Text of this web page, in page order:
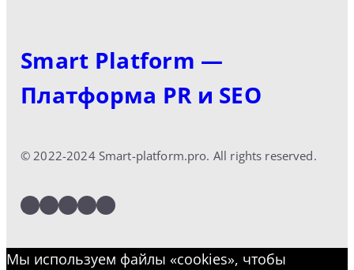
Smart Platform —
Платформа PR и SEO
© 2022-2024 Smart-platform.pro. All rights reserved.
LinkedIn
Facebook
Twitter
Instagram
YouTube
Мы используем файлы «cookies», чтобы